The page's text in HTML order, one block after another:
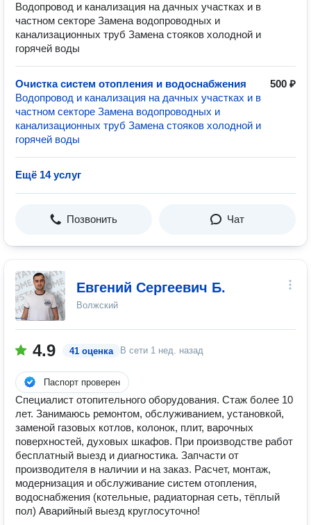
Водопровод и канализация на дачных участках и в
частном секторе Замена водопроводных и
канализационных труб Замена стояков холодной и
горячей воды
Очистка систем отопления и водоснабжения
500 ₽
Водопровод и канализация на дачных участках и в
частном секторе Замена водопроводных и
канализационных труб Замена стояков холодной и
горячей воды
Ещё 14 услуг
Позвонить Чат
Евгений Сергеевич Б.
Волжский
4.9 41 оценка В сети 1 нед. назад
Паспорт проверен
Специалист отопительного оборудования. Стаж более 10
лет. Занимаюсь ремонтом, обслуживанием, установкой,
заменой газовых котлов, колонок, плит, варочных
поверхностей, духовых шкафов. При производстве работ
бесплатный выезд и диагностика. Запчасти от
производителя в наличии и на заказ. Расчет, монтаж,
модернизация и обслуживание систем отопления,
водоснабжения (котельные, радиаторная сеть, тёплый
пол) Аварийный выезд круглосуточно!